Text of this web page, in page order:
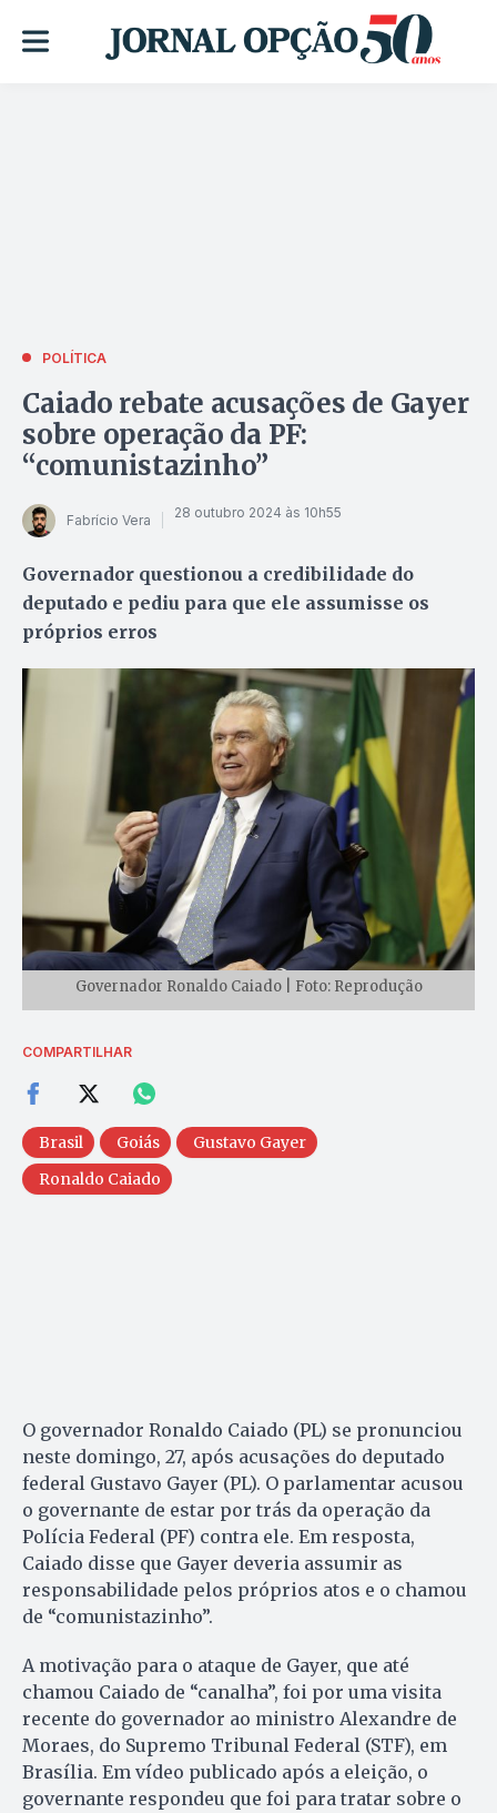
POLÍTICA
Caiado rebate acusações de Gayer
sobre operação da PF:
“comunistazinho”
Fabrício Vera 28 outubro 2024 às 10h55
Governador questionou a credibilidade do
deputado e pediu para que ele assumisse os
próprios erros
Governador Ronaldo Caiado | Foto: Reprodução
COMPARTILHAR
Brasil Goiás
Gustavo Gayer
Ronaldo Caiado
O governador Ronaldo Caiado (PL) se pronunciou
neste domingo, 27, após acusações do deputado
federal Gustavo Gayer (PL). O parlamentar acusou
o governante de estar por trás da operação da
Polícia Federal (PF) contra ele. Em resposta,
Caiado disse que Gayer deveria assumir as
responsabilidade pelos próprios atos e o chamou
de “comunistazinho”.
A motivação para o ataque de Gayer, que até
chamou Caiado de “canalha”, foi por uma visita
recente do governador ao ministro Alexandre de
Moraes, do Supremo Tribunal Federal (STF), em
Brasília. Em vídeo publicado após a eleição, o
governante respondeu que foi para tratar sobre o